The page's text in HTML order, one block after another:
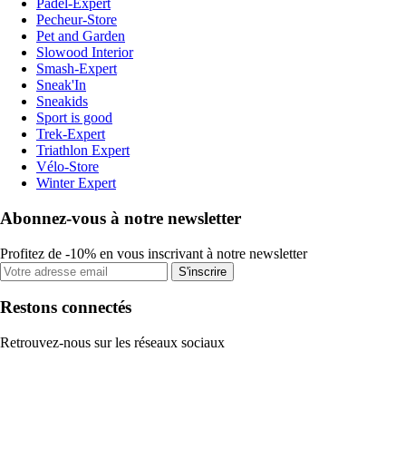
Padel-Expert
Pecheur-Store
Pet and Garden
Slowood Interior
Smash-Expert
Sneak'In
Sneakids
Sport is good
Trek-Expert
Triathlon Expert
Vélo-Store
Winter Expert
Abonnez-vous à notre newsletter
Profitez de -10% en vous inscrivant à notre newsletter
S'inscrire
Restons connectés
Retrouvez-nous sur les réseaux sociaux